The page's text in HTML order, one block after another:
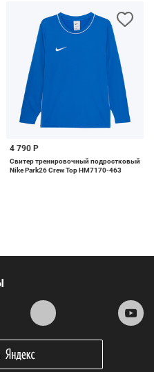
4 790 Р
Свитер тренировочный подростковый
Nike Park26 Crew Top HM7170-463